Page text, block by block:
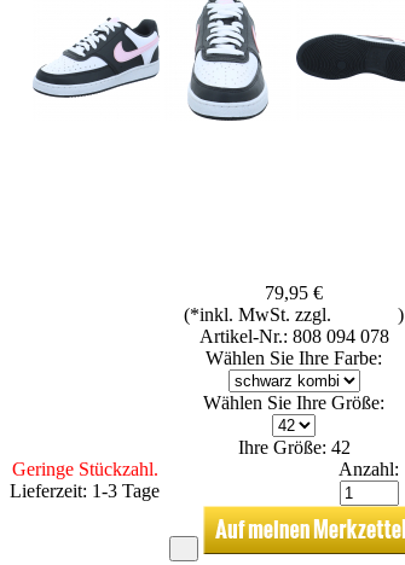
79,95 €
(*inkl. MwSt. zzgl.
)
Artikel-Nr.: 808 094 078
Wählen Sie Ihre Farbe:
Wählen Sie Ihre Größe:
Ihre Größe: 42
Geringe Stückzahl.
Lieferzeit: 1-3 Tage
Anzahl: